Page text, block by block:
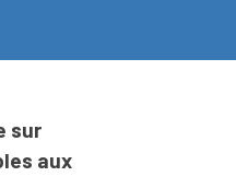
sur
aux